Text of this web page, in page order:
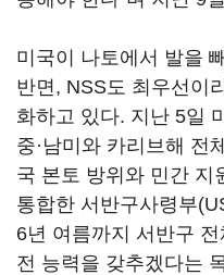
미국이 나토에서 발을
반면, NSS도 최우선이
화하고 있다. 지난 5일
중·남미와 카리브해 전
국 본토 방위와 민간 지
통합한 서반구사령부
6년 여름까지 서반구
전 능력을 갖추겠다는